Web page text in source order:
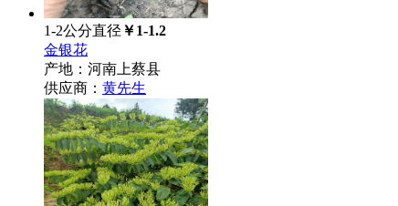
1-2公分直径 ￥1-1.2
金银花
产地：河南上蔡县
供应商： 黄先生